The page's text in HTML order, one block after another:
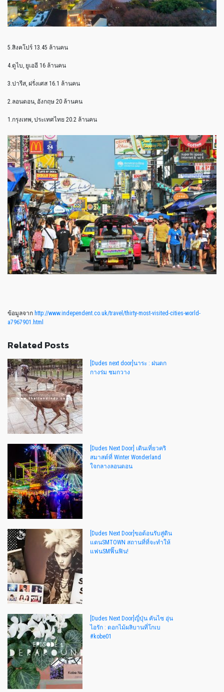
5.สิงคโปร์ 13.45 ล้านคน
4.ดูไบ, ยูเออี 16 ล้านคน
3.ปารีส, ฝรั่งเศส 16.1 ล้านคน
2.ลอนดอน, อังกฤษ 20 ล้านคน
1.กรุงเทพ, ประเทศไทย 20.2 ล้านคน
ข้อมูลจาก http://www.independent.co.uk/travel/thirty-most-visited-cities-world-
a7967901.html
Related Posts
[Dudes next door]นาระ : ฝนตก
กางร่ม ชมกวาง
[Dudes Next Door] เดินเที่ยวคริ
สมาสต์ที่ Winter Wonderland
ใจกลางลอนดอน
[Dudes Next Door]ขอต้อนรับสู่ดิน
แดนSMTOWN สถานที่ที่จะทำให้
แฟนSMฟิ๊นฟิน!
[Dudes Next Door]ญี่ปุ่น คันไซ อุ่น
ไอรัก : ดอกไม้ผลิบานที่โกเบ
#kobe01